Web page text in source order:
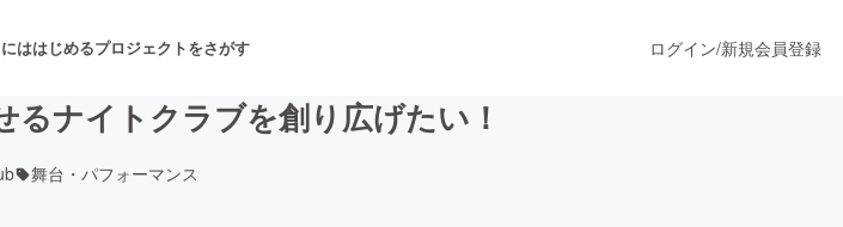
ははじめるプロジェクトをさがす ログイン/新規会員登録
ナイトクラブを創り広げたい！
舞台・パフォーマンス